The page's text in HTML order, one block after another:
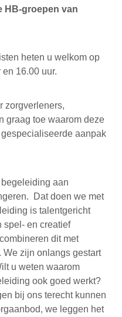
HB-groepen van
heten u welkom op
16.00 uur.
zorgverleners,
graag toe waarom deze
aanpak
aan
Dat doen we met
is talentgericht
spel- en creatief
dit met
zijn onlangs gestart
u weten waarom
ook goed werkt?
bij ons terecht kunnen
we leggen het